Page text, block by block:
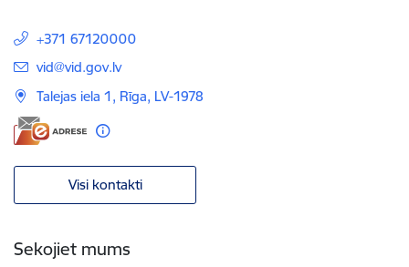
+371 67120000
E-pasts:
vid@vid.gov.lv
Talejas iela 1, Rīga, LV-1978
Visi kontakti
Sekojiet mums